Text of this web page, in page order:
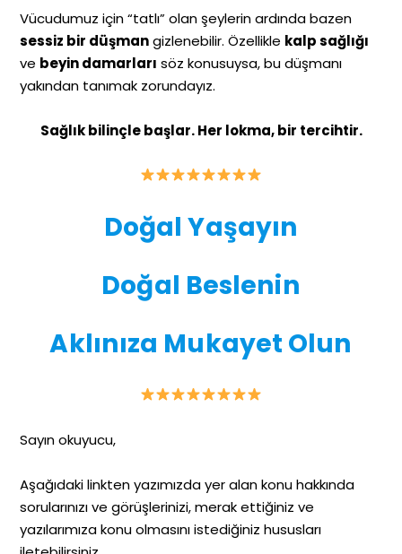
Vücudumuz için “tatlı” olan şeylerin ardında bazen
sessiz bir düşmangizlenebilir. Özellikle kalp sağlığı
ve beyin damarları söz konusuysa, bu düşmanı
yakından tanımak zorundayız.
Sağlık bilinçle başlar. Her lokma, bir tercihtir.
Doğal Yaşayın
Doğal Beslenin
Aklınıza Mukayet Olun
Sayın okuyucu,
Aşağıdaki linkten yazımızda yer alan konu hakkında
sorularınızı ve görüşlerinizi, merak ettiğiniz ve
yazılarımıza konu olmasını istediğiniz hususları